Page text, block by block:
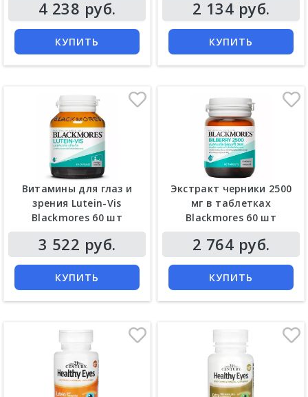
4 238 руб.
КУПИТЬ
2 134 руб.
КУПИТЬ
Витамины для глаз и
зрения Lutein-Vis
Blackmores 60 шт
3 522 руб.
КУПИТЬ
Экстракт черники 2500
мг в таблетках
Blackmores 60 шт
2 764 руб.
КУПИТЬ